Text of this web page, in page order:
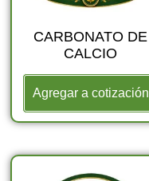
CARBONATO DE
CALCIO
Agregar a cotización